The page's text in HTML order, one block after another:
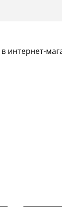
в интернет-